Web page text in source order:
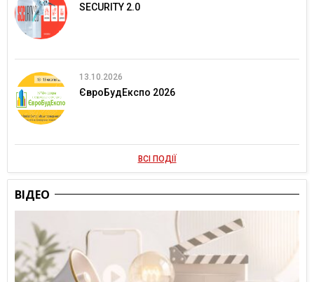
SECURITY 2.0
13.10.2026
ЄвроБудЕкспо 2026
ВСІ ПОДІЇ
ВІДЕО